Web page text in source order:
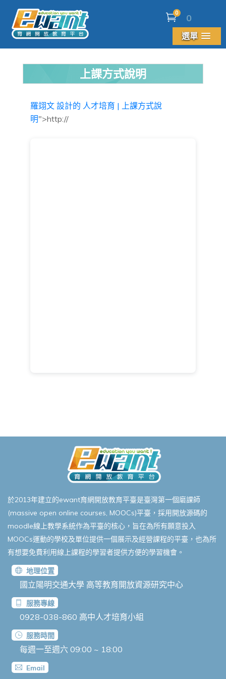
0 0
選單
上課方式說明
羅翊文 設計的 人才培育 | 上課方式說
明">http://
於2013年建立的ewant育網開放教育平臺是臺灣第一個磨課師
(massive open online courses, MOOCs)平臺，採用開放源碼的
moodle線上教學系統作為平臺的核心，旨在為所有願意投入
MOOCs運動的學校及單位提供一個展示及經營課程的平臺，也為所
有想要免費利用線上課程的學習者提供方便的學習機會。
地理位置
國立陽明交通大學 高等教育開放資源研究中心
服務專線
0928-038-860 高中人才培育小組
服務時間
每週一至週六 09:00 ~ 18:00
Email